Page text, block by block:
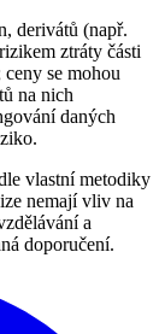
derivátů (např.
ztráty části
se mohou
na nich
daných
vlastní metodiky
nemají vliv na
a
doporučení.